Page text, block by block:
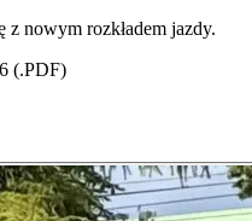
z nowym rozkładem jazdy.
(.PDF)